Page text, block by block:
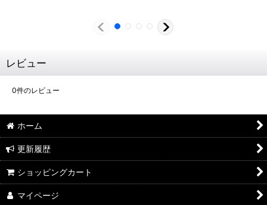
レビュー
0件のレビュー
ホーム
更新履歴
ショッピングカート
マイページ